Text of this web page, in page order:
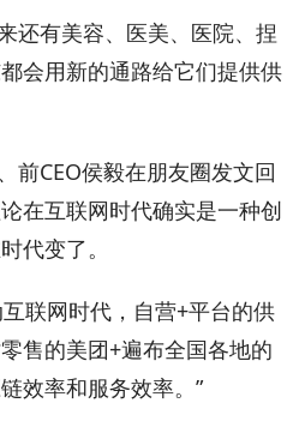
还有美容、医美、医院、捏
会用新的通路给它们提供供
前CEO侯毅在朋友圈发文回
在互联网时代确实是一种创
代变了。
联网时代，自营+平台的供
售的美团+遍布全国各地的
效率和服务效率。”